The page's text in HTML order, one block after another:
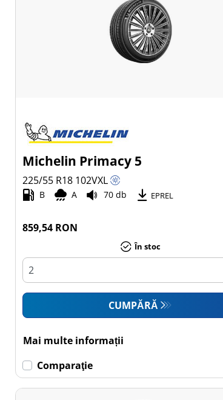
Michelin Primacy 5
225/55 R18 102VXL
B A 70 db EPREL
859,54 RON
În stoc
CUMPĂRĂ
Mai multe informații
Comparaţie